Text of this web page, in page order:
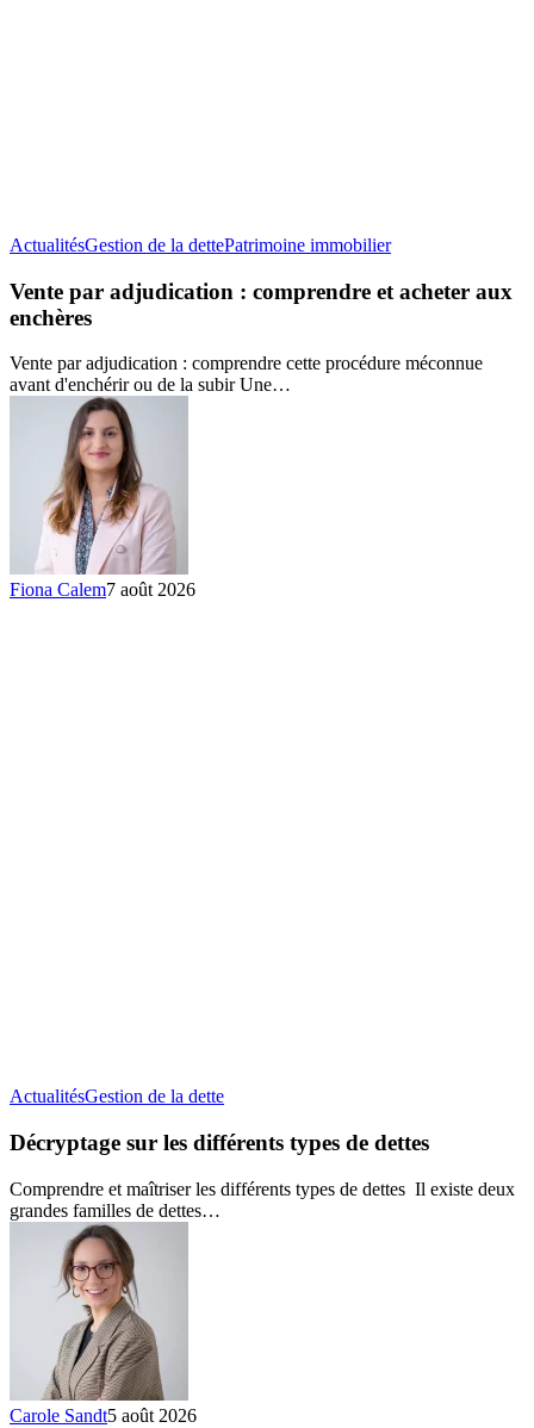
ActualitésGestion de la dettePatrimoine immobilierVente
adjudication
acheter
Vente par adjudication : comprendre et acheter aux
enchères
Vente par adjudication : comprendre cette procédure méconnue
avant d'enchérir ou de la subir Une…
Fiona Calem7 août 2026
ActualitésGestion de la detteDécryptage
les
types
de
Décryptage sur les différents types de dettes
Comprendre et maîtriser les différents types de dettes Il existe deux
grandes familles de dettes…
Carole Sandt5 août 2026